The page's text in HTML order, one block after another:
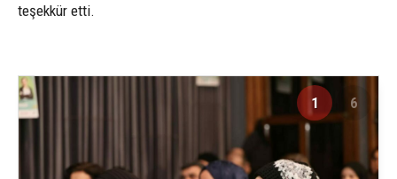
teşekkür etti.
1 6